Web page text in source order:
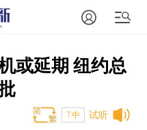
或延期 纽约总
试听
T中